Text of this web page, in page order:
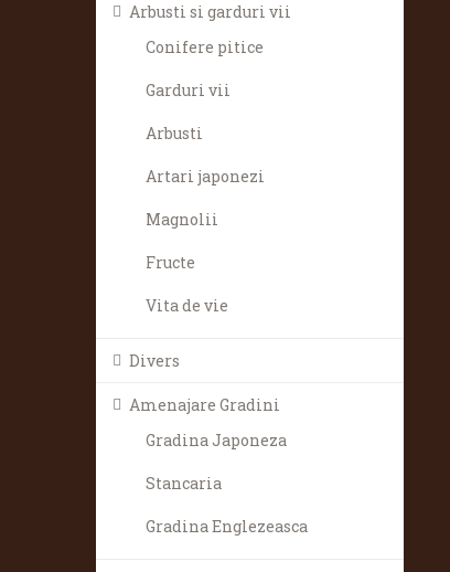
Arbusti si garduri vii
Conifere pitice
Garduri vii
Arbusti
Artari japonezi
Magnolii
Fructe
Vita de vie
Divers
Amenajare Gradini
Gradina Japoneza
Stancaria
Gradina Englezeasca